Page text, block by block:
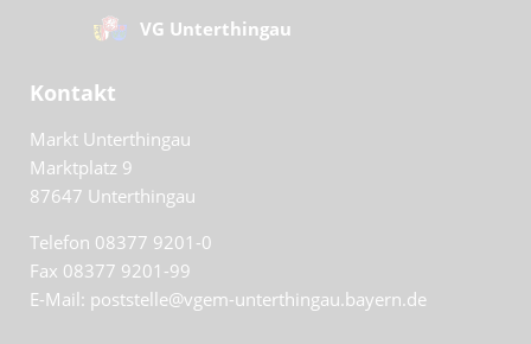
VG Unterthingau
Kontakt
Markt Unterthingau
Marktplatz 9
87647 Unterthingau
Telefon 08377 9201-0
Fax 08377 9201-99
E-Mail: poststelle@vgem-unterthingau.bayern.de